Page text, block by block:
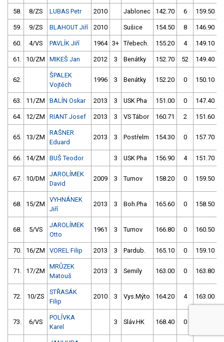
58. 8/ZS LUBAS Petr 2010 Jablonec 142.70 6 159.50
59. 9/ZS BLAHOUT Jiří 2010 Sušice 154.50 8 146.90
60. 4/VS PAVLÍK Jiří 1964 3+ Třebech. 155.20 4 149.10
61. 10/ZM MIKEŠ Jan 2012 3 Benátky 152.70 52 149.40
62.
ŠPALEK
Vojtěch
1996 3 Benátky 152.20 0 150.10
63. 11/ZM BALÍN Oskar 2013 3 USK Pha 151.00 0 147.40
64. 12/ZM RIANT Josef 2013 3 VS Tábor 160.71 2 151.60
65. 13/ZM
RAŠNER
Eduard
2013 3 Postřelm 154.30 0 157.70
66. 14/ZM BUŠ Teodor 3 USK Pha 156.90 4 151.70
67. 10/DM
JAROLÍMEK
David
2009 3 Turnov 158.20 0 159.50
68. 15/ZM
VYHNÁNEK
Jiří
2013 3 Boh.Pha 165.60 0 158.50
68. 5/VS
JAROLÍMEK
Otto
1961 3 Turnov 166.80 0 160.50
70. 16/ZM VOREL Filip 2013 3 Pardub. 165.10 0 159.10
71. 17/ZM
MRŮZEK
Matouš
2013 3 Semily 163.00 0 163.80
72. 10/ZS
STŘASÁK
Filip
2010 3 Vys.Mýto 164.20 4 163.00
73. 6/VS
POLÍVKA
Karel
3 Sláv.HK 168.40 0